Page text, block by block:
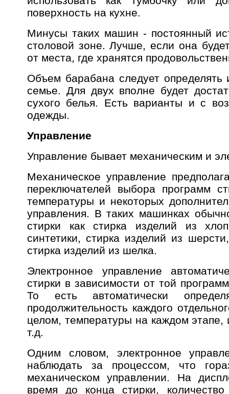
поверхность на кухне.
Минусы таких машин - постоянный
столовой зоне. Лучше, если она
от места, где хранятся
Объем барабана следует определять
семье. Для двух вполне будет
сухого белья. Есть варианты и с
одежды.
Управление
Управление бывает механическим и
Механическое управление
переключателей выбора программ
температуры и некоторых
управления. В таких машинках
стирки как стирка изделий из
синтетики, стирка изделий из
стирка изделий из шелка.
Электронное управление
стирки в зависимости от той
То есть автоматически
продолжительность каждого
целом, температуры на каждом этапе,
т.д.
Одним словом, электронное
наблюдать за процессом, что
механическом управлении. На
время до конца стирки,